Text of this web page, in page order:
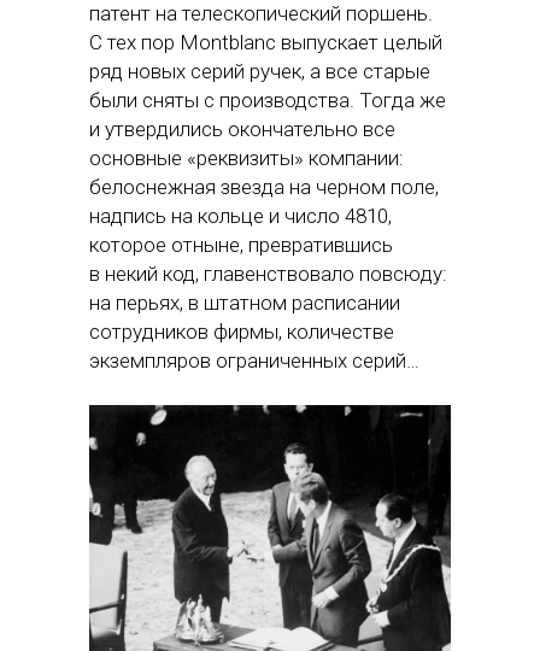
патент на телескопический поршень.
С тех пор Montblanc выпускает целый
ряд новых серий ручек, а все старые
были сняты с производства. Тогда же
и утвердились окончательно все
основные «реквизиты» компании:
белоснежная звезда на черном поле,
надпись на кольце и число 4810,
которое отныне, превратившись
в некий код, главенствовало повсюду:
на перьях, в штатном расписании
сотрудников фирмы, количестве
экземпляров ограниченных серий…